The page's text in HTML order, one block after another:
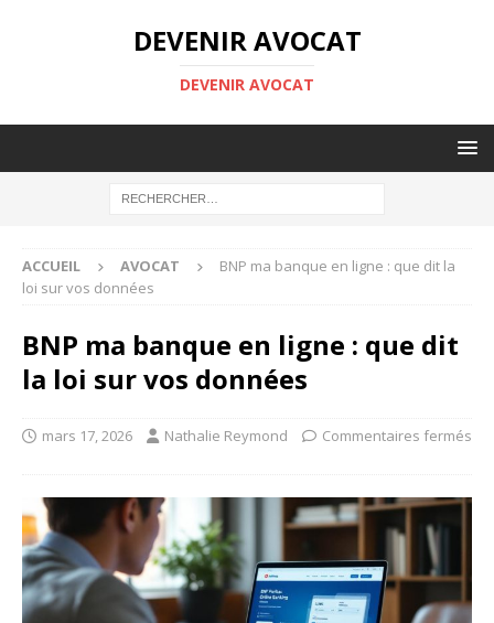
DEVENIR AVOCAT
DEVENIR AVOCAT
ACCUEIL AVOCAT
BNP ma banque en ligne : que dit la
loi sur vos données
BNP ma banque en ligne : que dit
la loi sur vos données
mars 17, 2026 Nathalie Reymond Commentaires fermés